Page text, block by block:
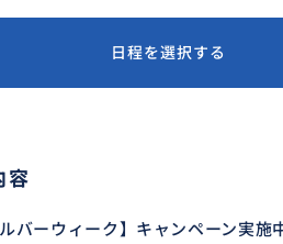
日程を選択する
容
バーウィーク】キャンペーン実施